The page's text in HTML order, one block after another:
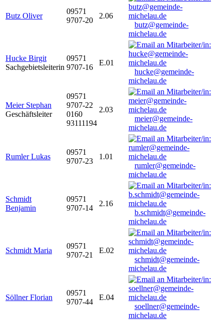
Butz Oliver
09571
9707-20
2.06
butz@gemeinde-
michelau.de
Hucke Birgit
Sachgebietsleiterin
09571
9707-16
E.01
hucke@gemeinde-
michelau.de
Meier Stephan
Geschäftsleiter
09571
9707-22
0160
93111194
2.03
meier@gemeinde-
michelau.de
Rumler Lukas
09571
9707-23
1.01
rumler@gemeinde-
michelau.de
Schmidt
Benjamin
09571
9707-14
2.16
b.schmidt@gemeinde-
michelau.de
Schmidt Maria
09571
9707-21
E.02
schmidt@gemeinde-
michelau.de
Söllner Florian
09571
9707-44
E.04
soellner@gemeinde-
michelau.de